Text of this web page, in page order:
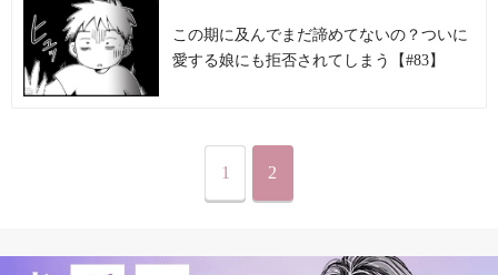
この期に及んでまだ諦めてないの？ついに
愛する娘にも拒否されてしまう【#83】
1 2